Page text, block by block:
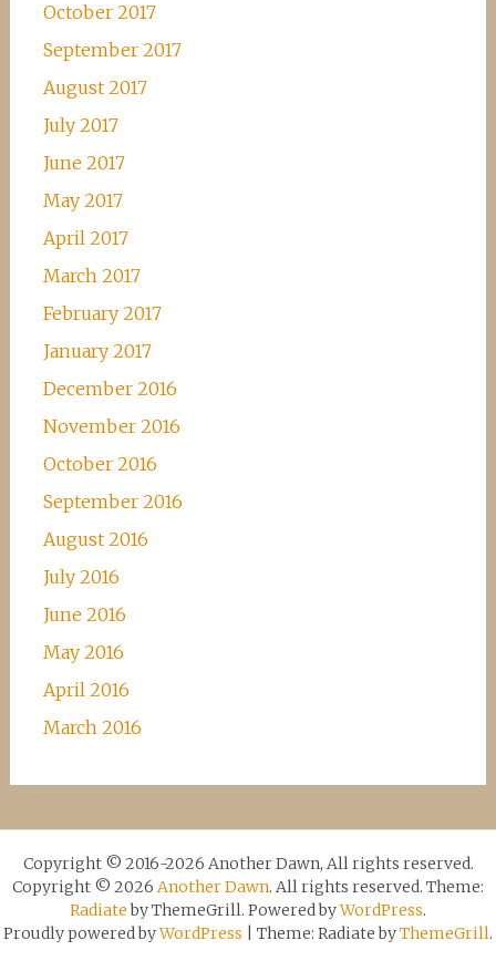
October 2017
September 2017
August 2017
July 2017
June 2017
May 2017
April 2017
March 2017
February 2017
January 2017
December 2016
November 2016
October 2016
September 2016
August 2016
July 2016
June 2016
May 2016
April 2016
March 2016
Copyright © 2016-2026 Another Dawn, All rights reserved.
Copyright © 2026 Another Dawn. All rights reserved. Theme:
Radiateby ThemeGrill. Powered byWordPress.
Proudly powered byWordPress Theme: Radiate byThemeGrill.